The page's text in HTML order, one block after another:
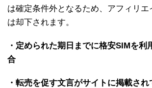
は確定条件外となるため、アフィリエ
は却下されます。
・定められた期日までに格安SIMを利
合
・転売を促す文言がサイトに掲載さ